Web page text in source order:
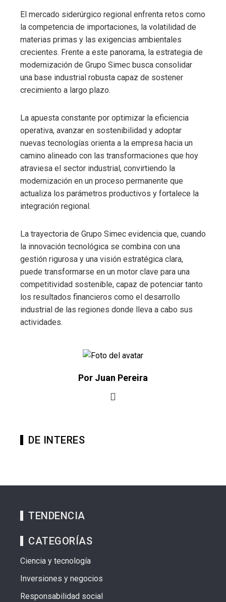
El mercado siderúrgico regional enfrenta retos como
la competencia de importaciones, la volatilidad de
materias primas y las exigencias ambientales
crecientes. Frente a este panorama, la estrategia de
modernización de Grupo Simec busca consolidar
una base industrial robusta capaz de sostener
crecimiento a largo plazo.
La apuesta constante por optimizar la eficiencia
operativa, avanzar en sostenibilidad y adoptar
nuevas tecnologías orienta a la empresa hacia un
camino alineado con las transformaciones que hoy
atraviesa el sector industrial, convirtiendo la
modernización en un proceso permanente que
actualiza los parámetros productivos y fortalece la
integración regional.
La trayectoria de Grupo Simec evidencia que, cuando
la innovación tecnológica se combina con una
gestión rigurosa y una visión estratégica clara,
puede transformarse en un motor clave para una
competitividad sostenible, capaz de potenciar tanto
los resultados financieros como el desarrollo
industrial de las regiones donde lleva a cabo sus
actividades.
Por Juan Pereira
DE INTERES
TENDENCIA
CATEGORÍAS
Ciencia y tecnología
Inversiones y negocios
Responsabilidad social